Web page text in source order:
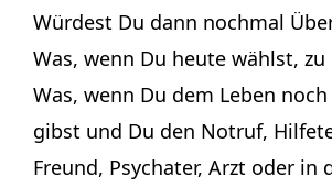
Würdest Du dann nochmal
Was, wenn Du heute wählst, zu
Was, wenn Du dem Leben
gibst und Du den Notruf,
Freund, Psychater, Arzt oder in